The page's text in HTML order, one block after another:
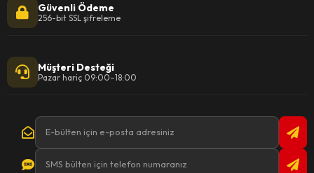
Güvenli Ödeme
256-bit SSL şifreleme
Müşteri Desteği
Pazar hariç 09:00–18:00